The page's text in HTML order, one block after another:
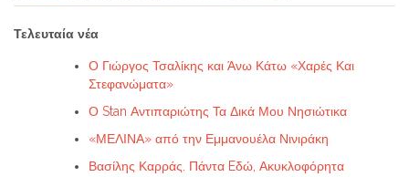
Τελευταία νέα
Ο Γιώργος Τσαλίκης και Άνω Κάτω «Χαρές Και
Στεφανώματα»
Ο Stan Αντιπαριώτης Τα Δικά Μου Νησιώτικα
«ΜΕΛΙΝΑ» από την Εμμανουέλα Νινιράκη
Βασίλης Καρράς. Πάντα Eδώ, Ακυκλοφόρητα